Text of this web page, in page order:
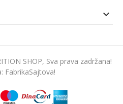

SHOP, Sva prava zadržana!
FabrikaSajtova!